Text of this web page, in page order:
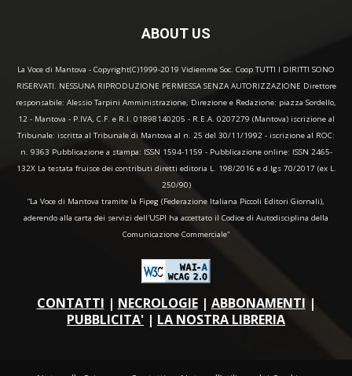
ABOUT US
La Voce di Mantova - Copyright(C)1999-2019 Vidiemme Soc. Coop TUTTI I DIRITTI SONO
RISERVATI. NESSUNA RIPRODUZIONE PERMESSA SENZA AUTORIZZAZIONE Direttore
responsabile: Alessio Tarpini Amministrazione, Direzione e Redazione: piazza Sordello,
12 - Mantova - P.IVA, C.F. e R.I. 01898140205 - R.E.A. 0207279 (Mantova) iscrizione al
Tribunale: iscritta al Tribunale di Mantova al n. 25 del 30/11/1992 - iscrizione al ROC:
n. 9363 Pubblicazione a stampa: ISSN 1594-1159 - Pubblicazione online: ISSN 2465-
132X La testata fruisce dei contributi diretti editoria L. 198/2016 e d.lgs 70/2017 (ex L.
250/90)
“La Voce di Mantova tramite la Fipeg (Federazione Italiana Piccoli Editori Giornali),
aderendo alla carta dei servizi dell'USPI ha accettato il Codice di Autodisciplina della
Comunicazione Commerciale"
CONTATTI | NECROLOGIE| ABBONAMENTI |
PUBBLICITA' | LA NOSTRA LIBRERIA